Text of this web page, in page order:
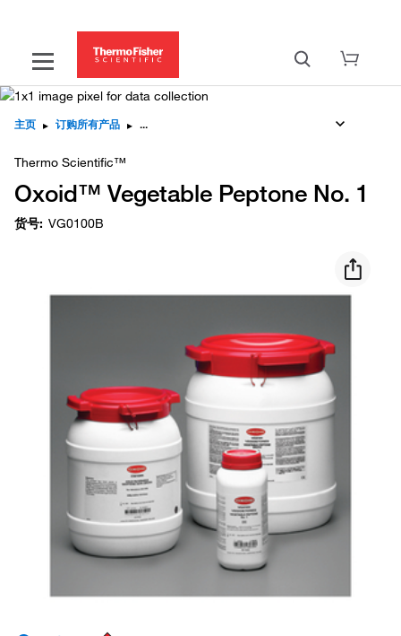
主页 ▸ 订购所有产品 ▸
Thermo Scientific™
Oxoid™ Vegetable Peptone No. 1
货号: VG0100B